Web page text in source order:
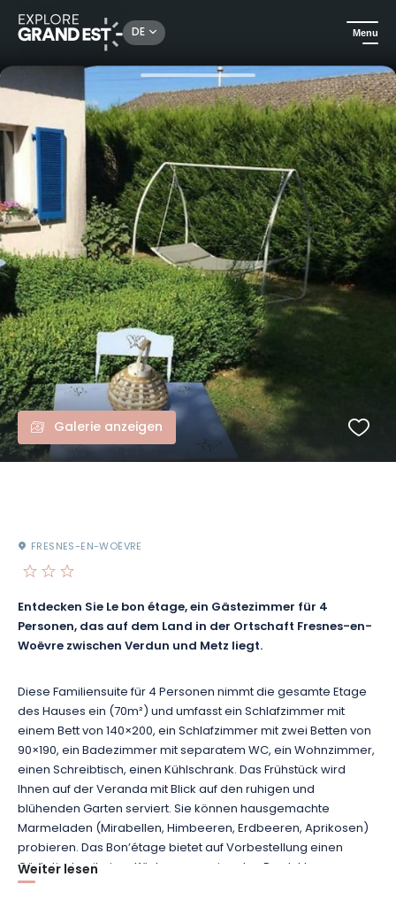
DE Menu
Sehenswertes in der Region Grand Est Gästezimmer Le Bon'Etage
Galerie anzeigen
FRESNES-EN-WOËVRE
Entdecken Sie Le bon étage, ein Gästezimmer für 4
Personen, das auf dem Land in der Ortschaft Fresnes-en-
Woëvre zwischen Verdun und Metz liegt.
Diese Familiensuite für 4 Personen nimmt die gesamte Etage
des Hauses ein (70m²) und umfasst ein Schlafzimmer mit
einem Bett von 140×200, ein Schlafzimmer mit zwei Betten von
90×190, ein Badezimmer mit separatem WC, ein Wohnzimmer,
einen Schreibtisch, einen Kühlschrank. Das Frühstück wird
Ihnen auf der Veranda mit Blick auf den ruhigen und
blühenden Garten serviert. Sie können hausgemachte
Marmeladen (Mirabellen, Himbeeren, Erdbeeren, Aprikosen)
probieren. Das Bon’étage bietet auf Vorbestellung einen
Gästetisch mit einer Küche aus regionalen Produkten.
Weiter lesen